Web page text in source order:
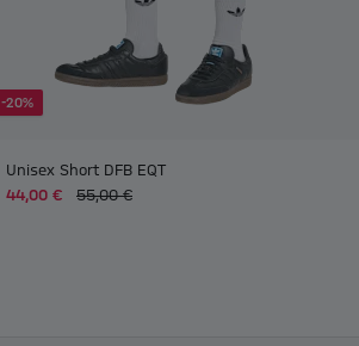
-20%
Unisex Short DFB EQT
44,00 €
55,00 €